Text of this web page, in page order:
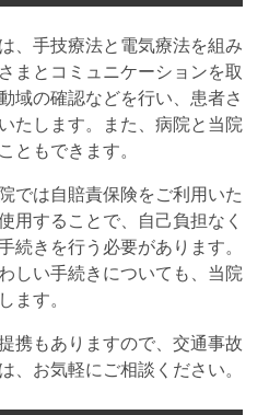
、手技療法と電気療法を組み
まとコミュニケーションを取
域の確認などを行い、患者さ
たします。また、病院と当院
ともできます。
では自賠責保険をご利用いた
用することで、自己負担なく
続きを行う必要があります。
しい手続きについても、当院
ます。
携もありますので、交通事故
、お気軽にご相談ください。